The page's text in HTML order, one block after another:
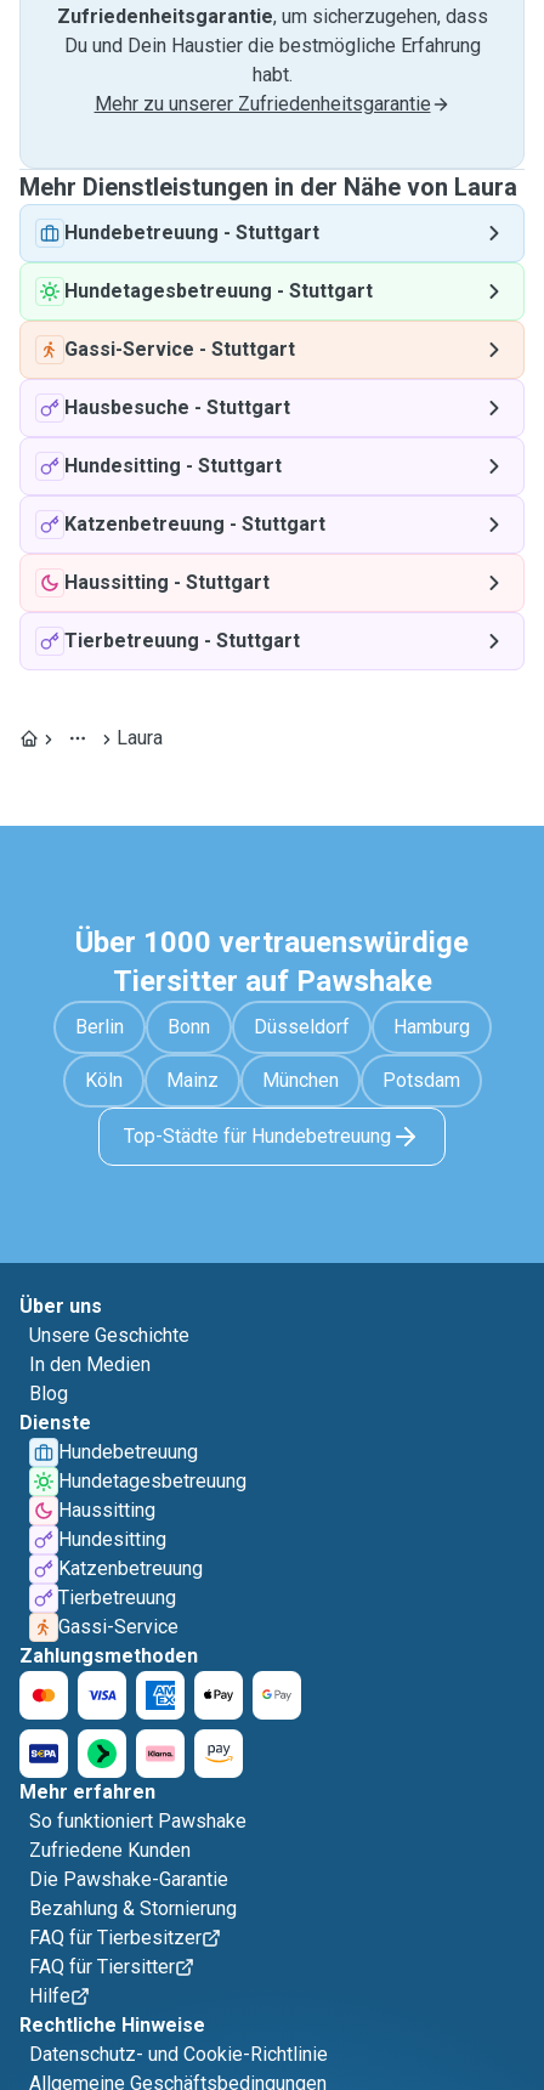
Zufriedenheitsgarantie, um sicherzugehen, dass
Du und Dein Haustier die bestmögliche Erfahrung
habt.
Mehr zu unserer Zufriedenheitsgarantie
Mehr Dienstleistungen in der Nähe von Laura
Hundebetreuung - Stuttgart
Hundetagesbetreuung - Stuttgart
Gassi-Service - Stuttgart
Hausbesuche - Stuttgart
Hundesitting - Stuttgart
Katzenbetreuung - Stuttgart
Haussitting - Stuttgart
Tierbetreuung - Stuttgart
Laura
Über 1000 vertrauenswürdige
Tiersitter auf Pawshake
Berlin Bonn Düsseldorf Hamburg
Köln Mainz München Potsdam
Top-Städte für Hundebetreuung
Über uns
Unsere Geschichte
In den Medien
Blog
Dienste
Hundebetreuung
Hundetagesbetreuung
Haussitting
Hundesitting
Katzenbetreuung
Tierbetreuung
Gassi-Service
Zahlungsmethoden
Mehr erfahren
So funktioniert Pawshake
Zufriedene Kunden
Die Pawshake-Garantie
Bezahlung & Stornierung
FAQ für Tierbesitzer
FAQ für Tiersitter
Hilfe
Rechtliche Hinweise
Datenschutz- und Cookie-Richtlinie
Allgemeine Geschäftsbedingungen